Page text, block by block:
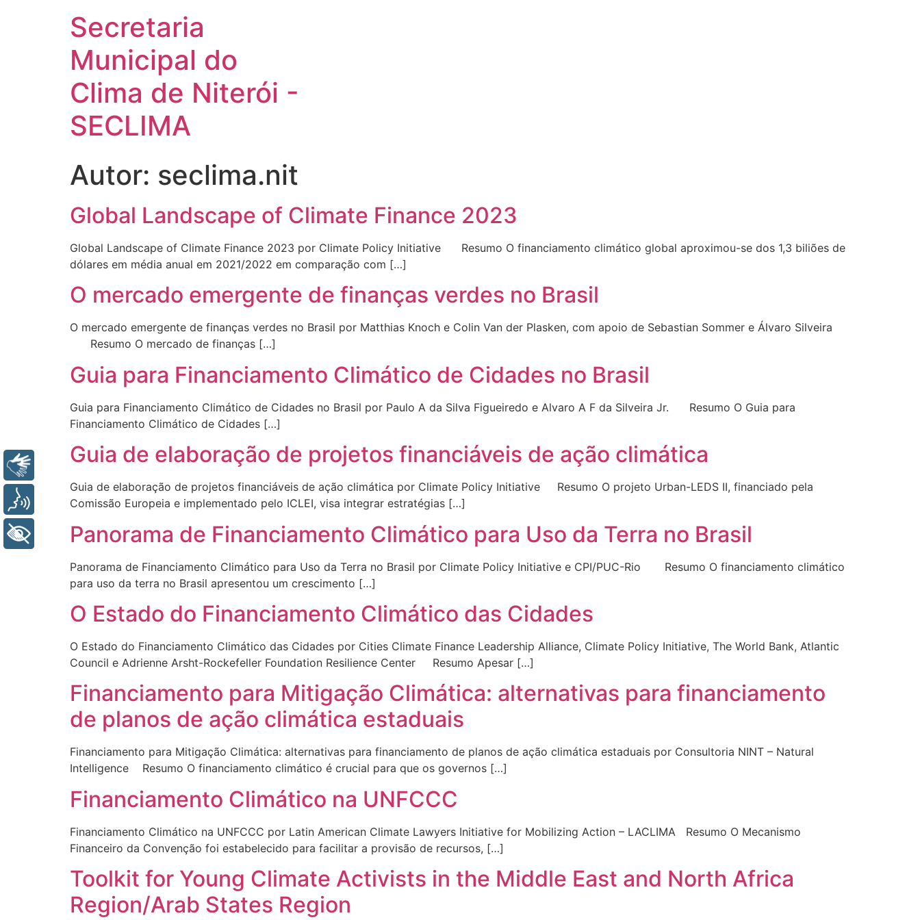
Secretaria
Municipal do
Clima de Niterói -
SECLIMA
Autor: seclima.nit
Global Landscape of Climate Finance 2023
Global Landscape of Climate Finance 2023 por Climate Policy Initiative Resumo O financiamento climático global aproximou-se dos 1,3 biliões de
dólares em média anual em 2021/2022 em comparação com […]
O mercado emergente de finanças verdes no Brasil
O mercado emergente de finanças verdes no Brasil por Matthias Knoch e Colin Van der Plasken, com apoio de Sebastian Sommer e Álvaro Silveira
Resumo O mercado de finanças […]
Guia para Financiamento Climático de Cidades no Brasil
Guia para Financiamento Climático de Cidades no Brasil por Paulo A da Silva Figueiredo e Alvaro A F da Silveira Jr. Resumo O Guia para
Financiamento Climático de Cidades […]
Guia de elaboração de projetos financiáveis de ação climática
Guia de elaboração de projetos financiáveis de ação climática por Climate Policy Initiative Resumo O projeto Urban-LEDS II, financiado pela
Comissão Europeia e implementado pelo ICLEI, visa integrar estratégias […]
Panorama de Financiamento Climático para Uso da Terra no Brasil
Panorama de Financiamento Climático para Uso da Terra no Brasil por Climate Policy Initiative e CPI/PUC-Rio Resumo O financiamento climático
para uso da terra no Brasil apresentou um crescimento […]
O Estado do Financiamento Climático das Cidades
O Estado do Financiamento Climático das Cidades por Cities Climate Finance Leadership Alliance, Climate Policy Initiative, The World Bank, Atlantic
Council e Adrienne Arsht-Rockefeller Foundation Resilience Center Resumo Apesar […]
Financiamento para Mitigação Climática: alternativas para financiamento
de planos de ação climática estaduais
Financiamento para Mitigação Climática: alternativas para financiamento de planos de ação climática estaduais por Consultoria NINT – Natural
Intelligence Resumo O financiamento climático é crucial para que os governos […]
Financiamento Climático na UNFCCC
Financiamento Climático na UNFCCC por Latin American Climate Lawyers Initiative for Mobilizing Action – LACLIMA Resumo O Mecanismo
Financeiro da Convenção foi estabelecido para facilitar a provisão de recursos, […]
Toolkit for Young Climate Activists in the Middle East and North Africa
Region/Arab States Region
Libras
+ Acessibilidade